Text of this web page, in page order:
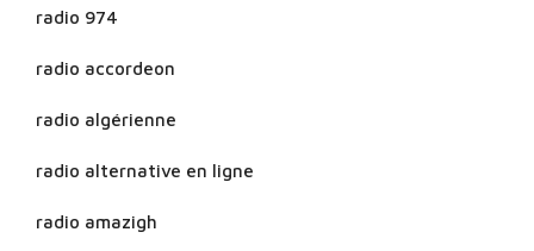
radio 974
radio accordeon
radio algérienne
radio alternative en ligne
radio amazigh